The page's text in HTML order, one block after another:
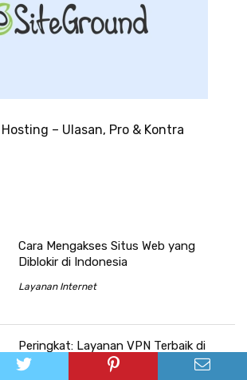
– Ulasan, Pro & Kontra
Cara Mengakses Situs Web yang
Diblokir di Indonesia
Layanan Internet
Peringkat: Layanan VPN Terbaik di
Tahun 2026